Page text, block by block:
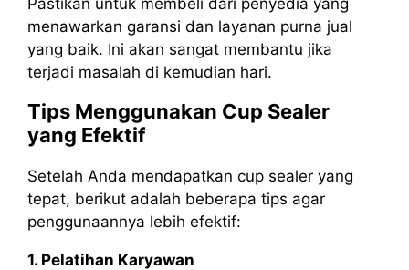
menawarkan garansi dan layanan purna jual
yang baik. Ini akan sangat membantu jika
terjadi masalah di kemudian hari.
Tips Menggunakan Cup Sealer
yang Efektif
Setelah Anda mendapatkan cup sealer yang
tepat, berikut adalah beberapa tips agar
penggunaannya lebih efektif:
1. Pelatihan Karyawan